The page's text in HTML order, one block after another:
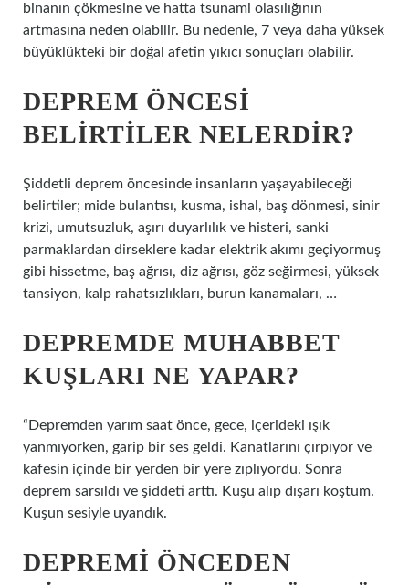
binanın çökmesine ve hatta tsunami olasılığının
artmasına neden olabilir. Bu nedenle, 7 veya daha yüksek
büyüklükteki bir doğal afetin yıkıcı sonuçları olabilir.
DEPREM ÖNCESI
BELIRTILER NELERDIR?
Şiddetli deprem öncesinde insanların yaşayabileceği
belirtiler; mide bulantısı, kusma, ishal, baş dönmesi, sinir
krizi, umutsuzluk, aşırı duyarlılık ve histeri, sanki
parmaklardan dirseklere kadar elektrik akımı geçiyormuş
gibi hissetme, baş ağrısı, diz ağrısı, göz seğirmesi, yüksek
tansiyon, kalp rahatsızlıkları, burun kanamaları, …
DEPREMDE MUHABBET
KUŞLARI NE YAPAR?
“Depremden yarım saat önce, gece, içerideki ışık
yanmıyorken, garip bir ses geldi. Kanatlarını çırpıyor ve
kafesin içinde bir yerden bir yere zıplıyordu. Sonra
deprem sarsıldı ve şiddeti arttı. Kuşu alıp dışarı koştum.
Kuşun sesiyle uyandık.
DEPREMI ÖNCEDEN